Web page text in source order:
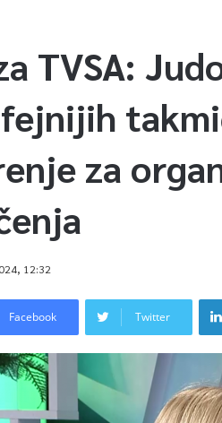
TVSA:
za
12:32
Facebook Twitter